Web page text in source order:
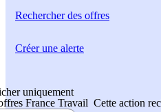
Rechercherdes offres
uniquement
France Travail Cette action
Créer une alerte